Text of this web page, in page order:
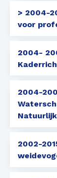
> 2004-
voor
2004-
2004-
2002-